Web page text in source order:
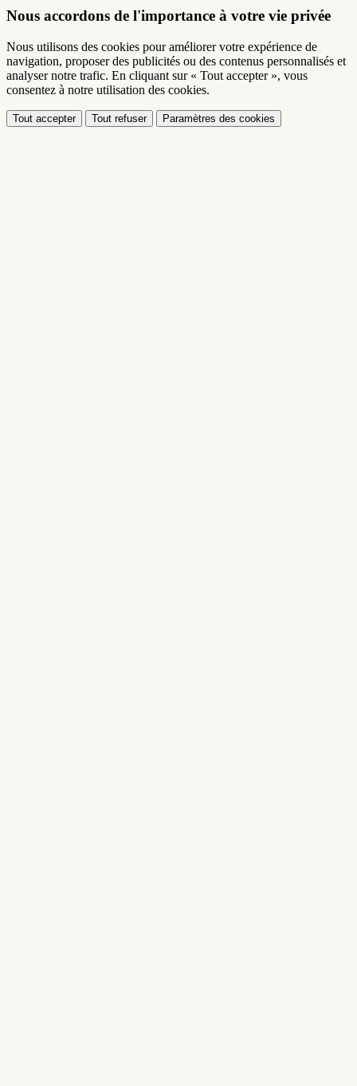
Nous accordons de l'importance à votre vie privée
Nous utilisons des cookies pour améliorer votre expérience de
navigation, proposer des publicités ou des contenus personnalisés et
analyser notre trafic. En cliquant sur « Tout accepter », vous
consentez à notre utilisation des cookies.
Tout accepter Tout refuser Paramètres des cookies